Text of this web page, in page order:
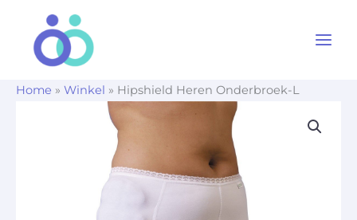
Home » Winkel » Hipshield Heren Onderbroek-L